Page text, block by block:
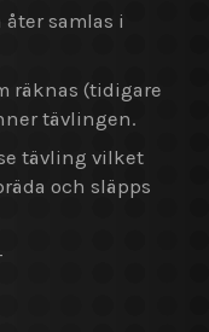
samlas i
räknas (tidigare
tävlingen.
tävling vilket
och släpps